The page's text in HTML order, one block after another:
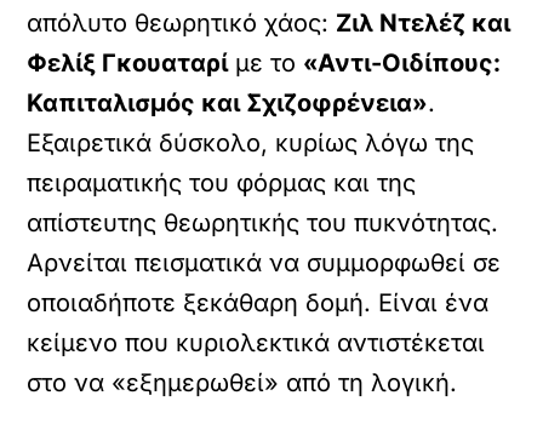
απόλυτο θεωρητικό χάος: Ζιλ Ντελέζ και
Φελίξ Γκουαταρίμε το «Αντι-Οιδίπους:
Καπιταλισμός και Σχιζοφρένεια».
Εξαιρετικά δύσκολο, κυρίως λόγω της
πειραματικής του φόρμας και της
απίστευτης θεωρητικής του πυκνότητας.
Αρνείται πεισματικά να συμμορφωθεί σε
οποιαδήποτε ξεκάθαρη δομή. Είναι ένα
κείμενο που κυριολεκτικά αντιστέκεται
στο να «εξημερωθεί» από τη λογική.